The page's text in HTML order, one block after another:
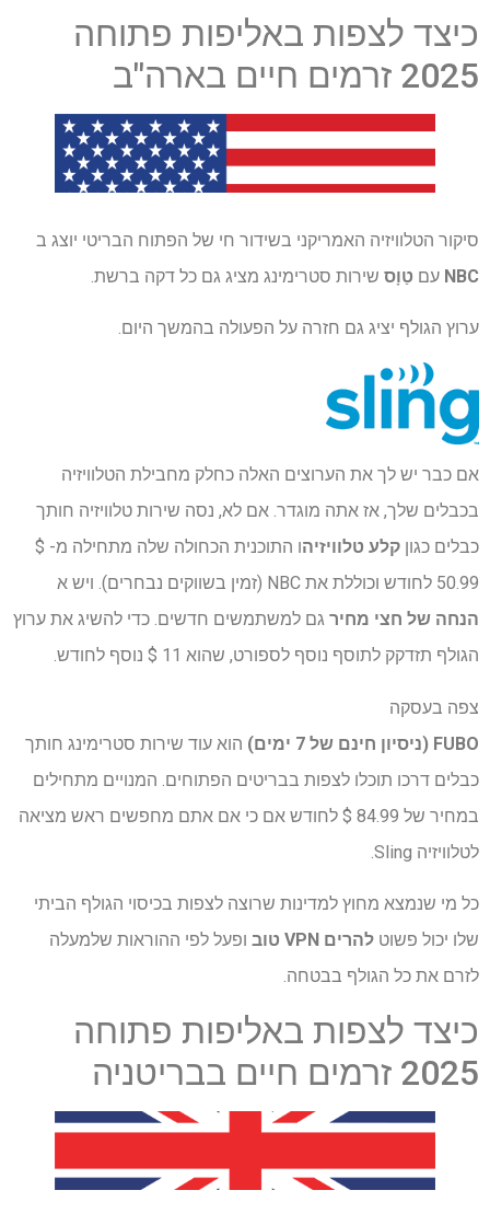
כיצד לצפות באליפות פתוחה
2025 זרמים חיים בארה"ב
סיקור הטלוויזיה האמריקני בשידור חי של הפתוח הבריטי יוצג ב
NBC עם טַוָס שירות סטרימינג מציג גם כל דקה ברשת.
ערוץ הגולף יציג גם חזרה על הפעולה בהמשך היום.
אם כבר יש לך את הערוצים האלה כחלק מחבילת הטלוויזיה
בכבלים שלך, אז אתה מוגדר. אם לא, נסה שירות טלוויזיה חותך
כבלים כגון קלע טלוויזיהו התוכנית הכחולה שלה מתחילה מ- $
50.99 לחודש וכוללת את NBC (זמין בשווקים נבחרים). ויש א
הנחה של חצי מחיר גם למשתמשים חדשים. כדי להשיג את ערוץ
הגולף תזדקק לתוסף נוסף לספורט, שהוא 11 $ נוסף לחודש.
צפה בעסקה
FUBO (ניסיון חינם של 7 ימים)
הוא עוד שירות סטרימינג חותך
כבלים דרכו תוכלו לצפות בבריטים הפתוחים. המנויים מתחילים
במחיר של 84.99 $ לחודש אם כי אם אתם מחפשים ראש מציאה
לטלוויזיה Sling.
כל מי שנמצא מחוץ למדינות שרוצה לצפות בכיסוי הגולף הביתי
שלו יכול פשוט להרים VPN טוב
ופעל לפי ההוראות שלמעלה
לזרם את כל הגולף בבטחה.
כיצד לצפות באליפות פתוחה
2025 זרמים חיים בבריטניה